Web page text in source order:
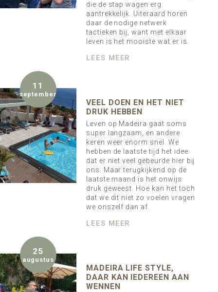
die de stap wagen erg
aantrekkelijk. Uiteraard horen
daar de nodige netwerk
tactieken bij, want met elkaar
leven is het mooiste wat er is.
LEES MEER
11
september
VEEL DOEN EN HET NIET
DRUK HEBBEN
Leven op Madeira gaat soms
super langzaam, en andere
keren weer enorm snel. We
hebben de laatste tijd het idee
dat er niet veel gebeurde hier bij
ons. Maar terugkijkend op de
laatste maand is het onwijs
druk geweest. Hoe kan het toch
dat we dit niet zo voelen vragen
we onszelf dan af.
LEES MEER
25
augustus
MADEIRA LIFE STYLE,
DAAR KAN IEDEREEN AAN
WENNEN